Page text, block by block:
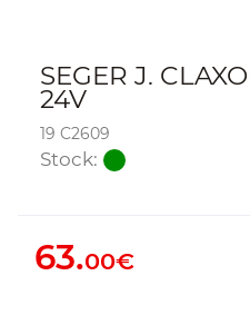
SEGER J.
24V
19 C2609
Stock:
63.00€